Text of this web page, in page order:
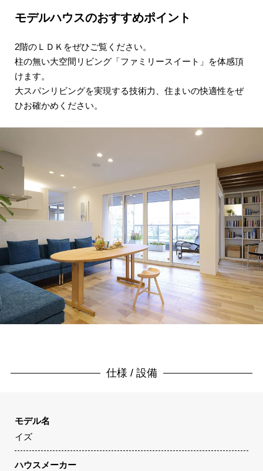
モデルハウスのおすすめポイント
2階のＬＤＫをぜひご覧ください。
柱の無い大空間リビング「ファミリースイート」を体感頂
けます。
大スパンリビングを実現する技術力、住まいの快適性をぜ
ひお確かめください。
仕様 / 設備
モデル名
イズ
ハウスメーカー